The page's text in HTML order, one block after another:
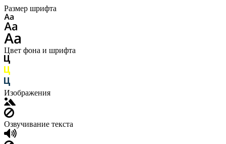
Размер шрифта
Цвет фона и шрифта
Изображения
Озвучивание текста